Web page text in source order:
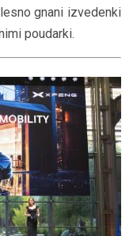
gnani izvedenki
poudarki.